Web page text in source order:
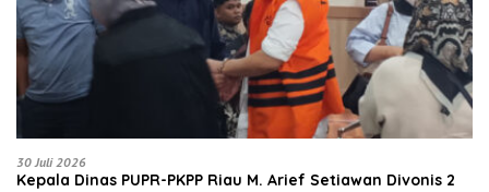
30 Juli 2026
Kepala Dinas PUPR-PKPP Riau M. Arief Setiawan Divonis 2